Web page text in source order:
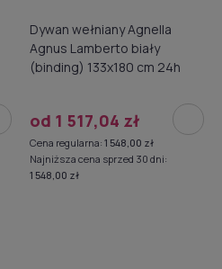
Dywan wełniany Agnella
Agnus Lamberto biały
(binding) 133x180 cm 24h
od 1 517,04 zł
Cena regularna: 1 548,00 zł
Najniższa cena sprzed 30 dni:
1 548,00 zł